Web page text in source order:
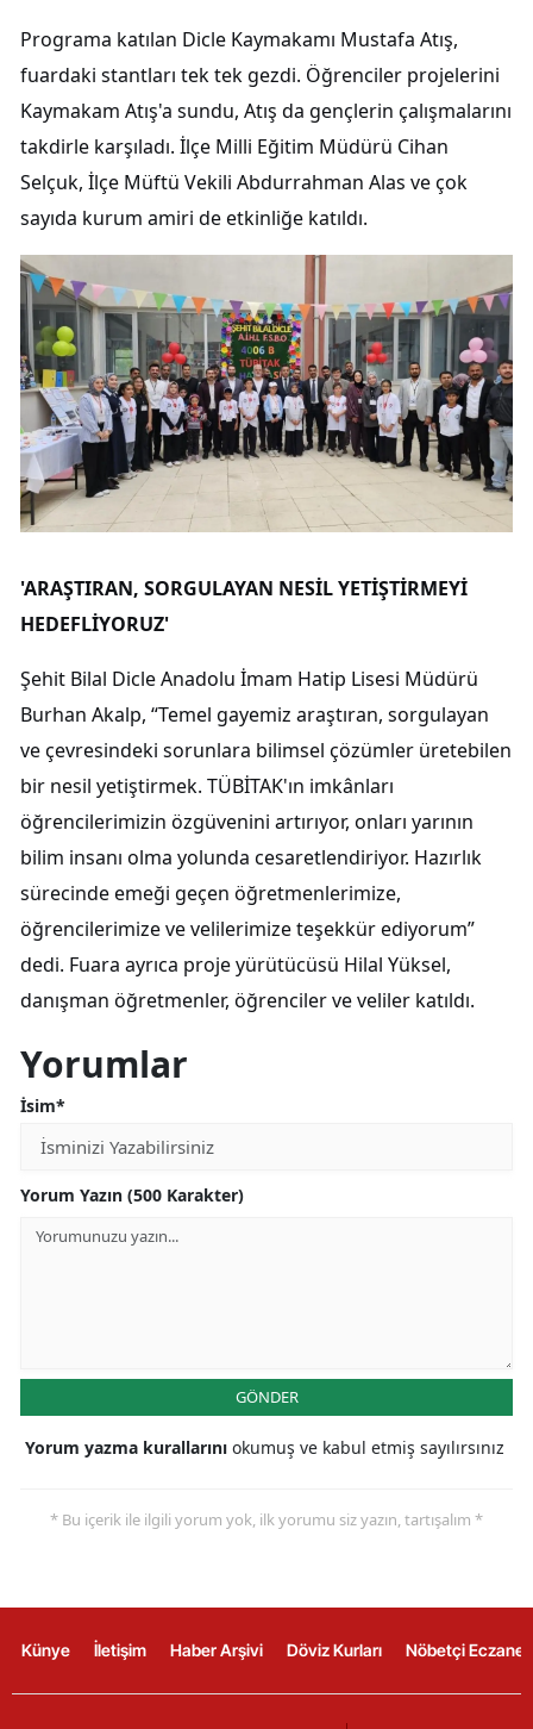
Programa katılan Dicle Kaymakamı Mustafa Atış,
fuardaki stantları tek tek gezdi. Öğrenciler projelerini
Kaymakam Atış'a sundu, Atış da gençlerin çalışmalarını
takdirle karşıladı. İlçe Milli Eğitim Müdürü Cihan
Selçuk, İlçe Müftü Vekili Abdurrahman Alas ve çok
sayıda kurum amiri de etkinliğe katıldı.
'ARAŞTIRAN, SORGULAYAN NESİL YETİŞTİRMEYİ
HEDEFLİYORUZ'
Şehit Bilal Dicle Anadolu İmam Hatip Lisesi Müdürü
Burhan Akalp, “Temel gayemiz araştıran, sorgulayan
ve çevresindeki sorunlara bilimsel çözümler üretebilen
bir nesil yetiştirmek. TÜBİTAK'ın imkânları
öğrencilerimizin özgüvenini artırıyor, onları yarının
bilim insanı olma yolunda cesaretlendiriyor. Hazırlık
sürecinde emeği geçen öğretmenlerimize,
öğrencilerimize ve velilerimize teşekkür ediyorum”
dedi. Fuara ayrıca proje yürütücüsü Hilal Yüksel,
danışman öğretmenler, öğrenciler ve veliler katıldı.
Yorumlar
İsim*
Yorum Yazın (500 Karakter)
GÖNDER
Yorum yazma kurallarını okumuş ve kabul etmiş sayılırsınız
* Bu içerik ile ilgili yorum yok, ilk yorumu siz yazın, tartışalım *
Künye İletişim Haber Arşivi Döviz Kurları Nöbetçi